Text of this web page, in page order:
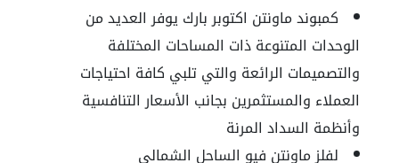
كمبوند ماونتن اكتوبر باركيوفر العديد من
الوحدات المتنوعة ذات المساحات المختلفة
والتصميمات الرائعة والتي تلبي كافة احتياجات
العملاء والمستثمرين بجانب الأسعار التنافسية
وأنظمة السداد المرنة
لفلز ماونتن فيو الساحل الشمالي